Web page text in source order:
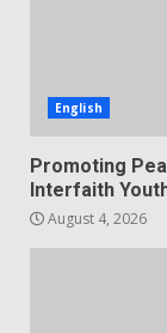
English
Promoting
Interfaith
August 4, 2026